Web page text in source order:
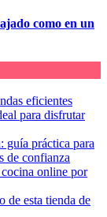
como en un
eficientes
para disfrutar
guía práctica para
de confianza
online por
de esta tienda de